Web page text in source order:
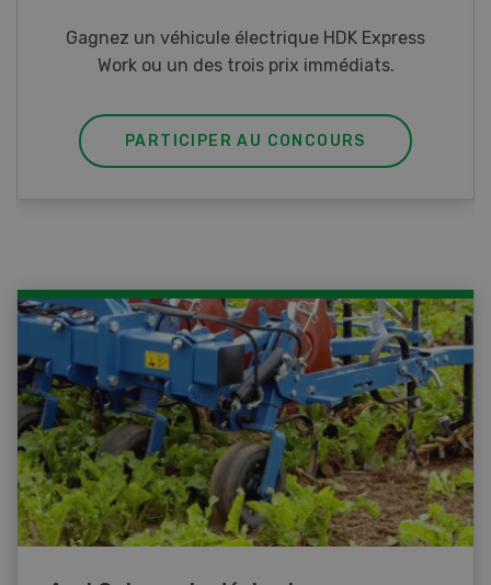
Gagnez l’un des cinq couteaux de poche LANDI
PARTICIPER AU CONCOURS